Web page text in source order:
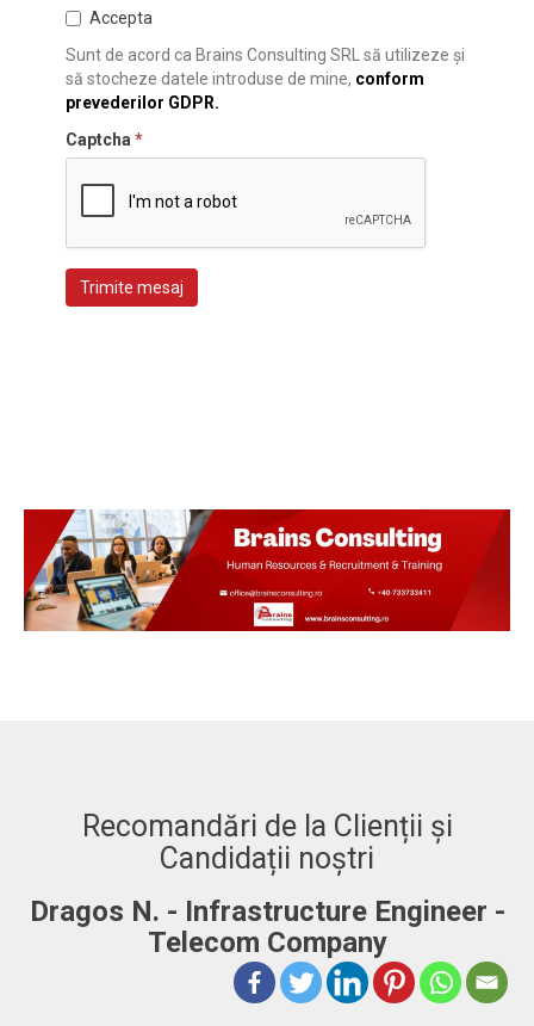
Accepta
Sunt de acord ca Brains Consulting SRL să utilizeze și
să stocheze datele introduse de mine, conform
prevederilor GDPR.
Captcha *
Trimite mesaj
Recomandări de la Clienții și
Candidații noștri
- Adrian. C - Fullstack Developer
"BRAINS CONSULTING is definitely a consultancy